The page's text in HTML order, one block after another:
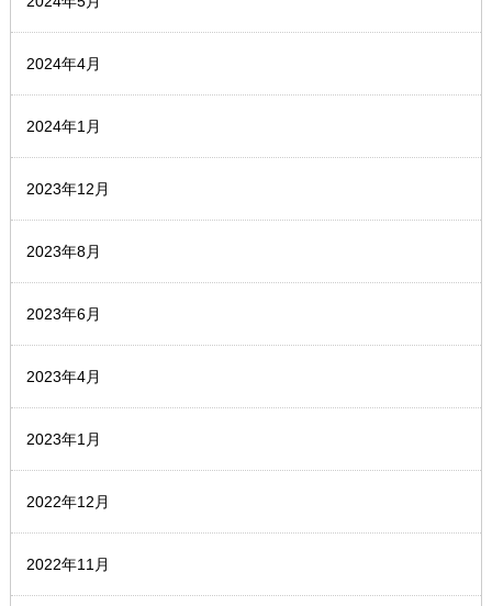
2024年4月
2024年1月
2023年12月
2023年8月
2023年6月
2023年4月
2023年1月
2022年12月
2022年11月